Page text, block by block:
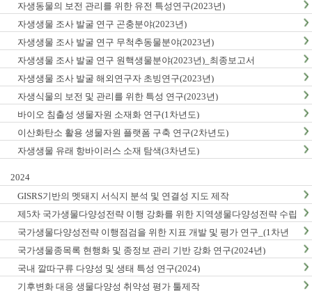
자생동물의 보전 관리를 위한 유전 특성연구(2023년)
자생생물 조사 발굴 연구 곤충분야(2023년)
자생생물 조사 발굴 연구 무척추동물분야(2023년)
자생생물 조사 발굴 연구 원핵생물분야(2023년)_최종보고서
자생생물 조사 발굴 해외연구자 초빙연구(2023년)
자생식물의 보전 및 관리를 위한 특성 연구(2023년)
바이오 침출성 생물자원 소재화 연구(1차년도)
이산화탄소 활용 생물자원 플랫폼 구축 연구(2차년도)
자생생물 유래 항바이러스 소재 탐색(3차년도)
2024
GISRS기반의 멧돼지 서식지 분석 및 연결성 지도 제작
제5차 국가생물다양성전략 이행 강화를 위한 지역생물다양성전략 수립
및 이행 방안 연구
국가생물다양성전략 이행점검을 위한 지표 개발 및 평가 연구_(1차년
도)
국가생물종목록 현행화 및 종정보 관리 기반 강화 연구(2024년)
국내 깔따구류 다양성 및 생태 특성 연구(2024)
기후변화 대응 생물다양성 취약성 평가 툴제작